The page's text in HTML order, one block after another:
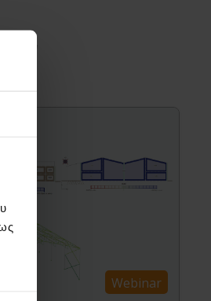
Webinar